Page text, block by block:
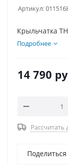
Артикул:
Крыльчатка
Подробнее
14 790
Рассчитать
Поделиться